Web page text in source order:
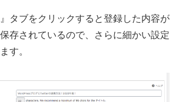
』タブをクリックすると登録した内容が
存されているので、さらに細かい設定
す。